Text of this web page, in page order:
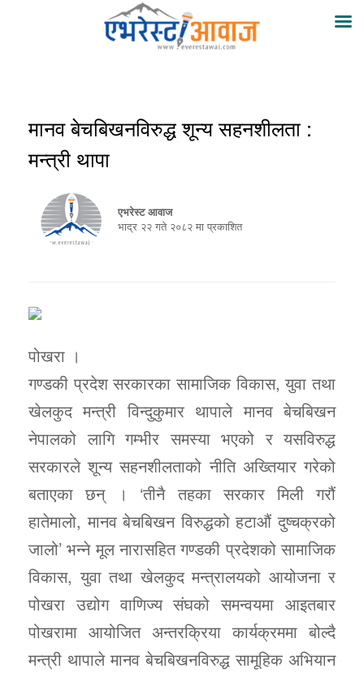
मानव बेचबिखनविरुद्ध शून्य सहनशीलता :
मन्त्री थापा
एभरेस्ट आवाज
भाद्र २२ गते २०८२ मा प्रकाशित
पोखरा ।
गण्डकी प्रदेश सरकारका सामाजिक विकास, युवा तथा
खेलकुद मन्त्री विन्दुकुमार थापाले मानव बेचबिखन
नेपालको लागि गम्भीर समस्या भएको र यसविरुद्ध
सरकारले शून्य सहनशीलताको नीति अख्तियार गरेको
बताएका छन् । ‘तीनै तहका सरकार मिली गरौं
हातेमालो, मानव बेचबिखन विरुद्धको हटाऔं दुष्चक्रको
जालो’ भन्ने मूल नारासहित गण्डकी प्रदेशको सामाजिक
विकास, युवा तथा खेलकुद मन्त्रालयको आयोजना र
पोखरा उद्योग वाणिज्य संघको समन्वयमा आइतबार
पोखरामा आयोजित अन्तरक्रिया कार्यक्रममा बोल्दै
मन्त्री थापाले मानव बेचबिखनविरुद्ध सामूहिक अभियान